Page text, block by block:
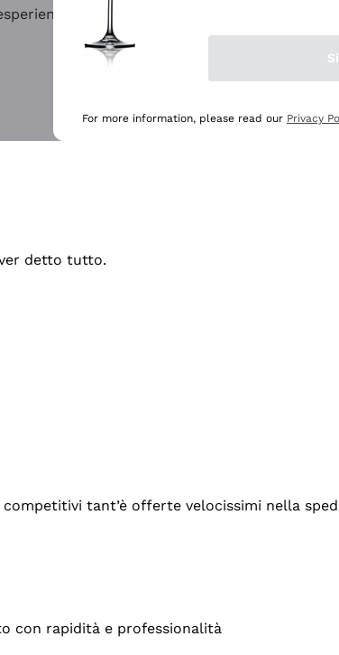
buona e lo consiglio! 👍
detto tutto.
tant’è offerte velocissimi nella
con rapidità e professionalità
For more information, please read our Privacy